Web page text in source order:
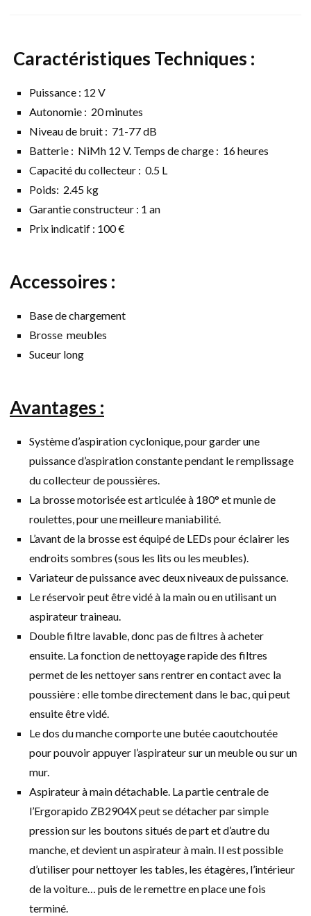
Caractéristiques Techniques :
Puissance : 12 V
Autonomie : 20 minutes
Niveau de bruit : 71-77 dB
Batterie : NiMh 12 V. Temps de charge : 16 heures
Capacité du collecteur : 0.5 L
Poids: 2.45 kg
Garantie constructeur : 1 an
Prix indicatif : 100 €
Accessoires :
Base de chargement
Brosse meubles
Suceur long
Avantages :
Système d’aspiration cyclonique, pour garder une
puissance d’aspiration constante pendant le remplissage
du collecteur de poussières.
La brosse motorisée est articulée à 180° et munie de
roulettes, pour une meilleure maniabilité.
L’avant de la brosse est équipé de LEDs pour éclairer les
endroits sombres (sous les lits ou les meubles).
Variateur de puissance avec deux niveaux de puissance.
Le réservoir peut être vidé à la main ou en utilisant un
aspirateur traineau.
Double filtre lavable, donc pas de filtres à acheter
ensuite. La fonction de nettoyage rapide des filtres
permet de les nettoyer sans rentrer en contact avec la
poussière : elle tombe directement dans le bac, qui peut
ensuite être vidé.
Le dos du manche comporte une butée caoutchoutée
pour pouvoir appuyer l’aspirateur sur un meuble ou sur un
mur.
Aspirateur à main détachable. La partie centrale de
l’Ergorapido ZB2904X peut se détacher par simple
pression sur les boutons situés de part et d’autre du
manche, et devient un aspirateur à main. Il est possible
d’utiliser pour nettoyer les tables, les étagères, l’intérieur
de la voiture… puis de le remettre en place une fois
terminé.